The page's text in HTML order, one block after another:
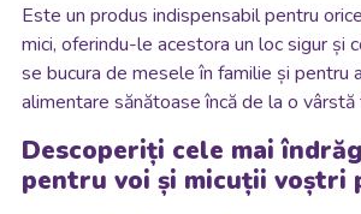
Este un produs indispensabil pentru
mici, oferindu-le acestora un loc sigur și
se bucura de mesele în familie și pentru
alimentare sănătoase încă de la o vârstă
Descoperiți cele mai
pentru voi și micuții voștri